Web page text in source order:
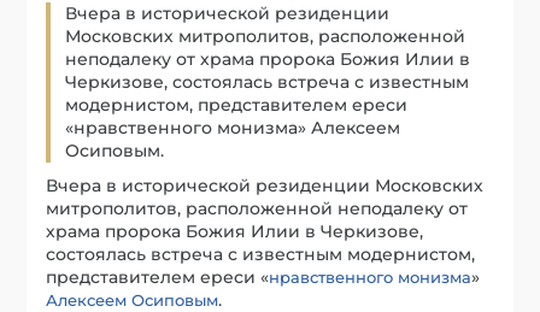
Вчера в исторической резиденции
Московских митрополитов, расположенной
неподалеку от храма пророка Божия Илии в
Черкизове, состоялась встреча с известным
модернистом, представителем ереси
«нравственного монизма» Алексеем
Осиповым.
Вчера в исторической резиденции Московских
митрополитов, расположенной неподалеку от
храма пророка Божия Илии в Черкизове,
состоялась встреча с известным модернистом,
представителем ереси «нравственного монизма»
Алексеем Осиповым.